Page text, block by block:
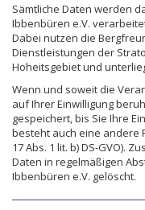
Sämtliche Daten werden
Ibbenbüren e.V.
Dabei nutzen die
Dienstleistungen der
Hoheitsgebiet und
Wenn und soweit die
auf Ihrer Einwilligung
gespeichert, bis Sie Ihre
besteht auch eine andere
17 Abs. 1 lit. b) DS-GVO).
Daten in regelmäßigen
Ibbenbüren e.V. gelöscht.